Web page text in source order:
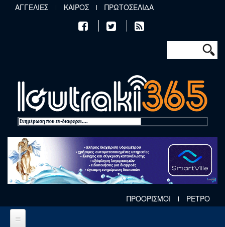
Παράκαμψη προς το κυρίως περιεχόμενο
ΑΓΓΕΛΙΕΣ ΚΑΙΡΟΣ ΠΡΩΤΟΣΕΛΙΔΑ
Φόρμα
Αναζήτηση
ΠΡΟΟΡΙΣΜΟΙ ΡΕΤΡΟ